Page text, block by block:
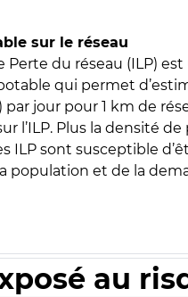
sur le réseau
Perte du réseau (ILP)
qui permet
jour pour 1 km de
l’ILP. Plus la densité
ILP sont susceptible
population et de la
au